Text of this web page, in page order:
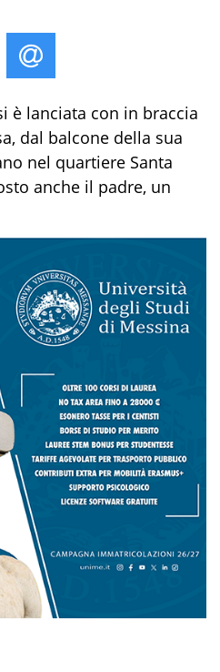
è lanciata con in braccia
dal balcone della sua
nel quartiere Santa
anche il padre, un